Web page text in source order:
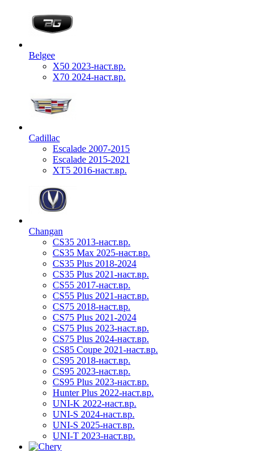
Belgee
X50 2023-наст.вр.
X70 2024-наст.вр.
Cadillac
Escalade 2007-2015
Escalade 2015-2021
XT5 2016-наст.вр.
Changan
CS35 2013-наст.вр.
CS35 Max 2025-наст.вр.
CS35 Plus 2018-2024
CS35 Plus 2021-наст.вр.
CS55 2017-наст.вр.
CS55 Plus 2021-наст.вр.
CS75 2018-наст.вр.
CS75 Plus 2021-2024
CS75 Plus 2023-наст.вр.
CS75 Plus 2024-наст.вр.
CS85 Coupe 2021-наст.вр.
CS95 2018-наст.вр.
CS95 2023-наст.вр.
CS95 Plus 2023-наст.вр.
Hunter Plus 2022-наст.вр.
UNI-K 2022-наст.вр.
UNI-S 2024-наст.вр.
UNI-S 2025-наст.вр.
UNI-T 2023-наст.вр.